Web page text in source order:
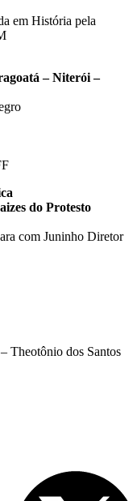
em História pela
– Niterói –
do Protesto
com Juninho Diretor
Theotônio dos Santos